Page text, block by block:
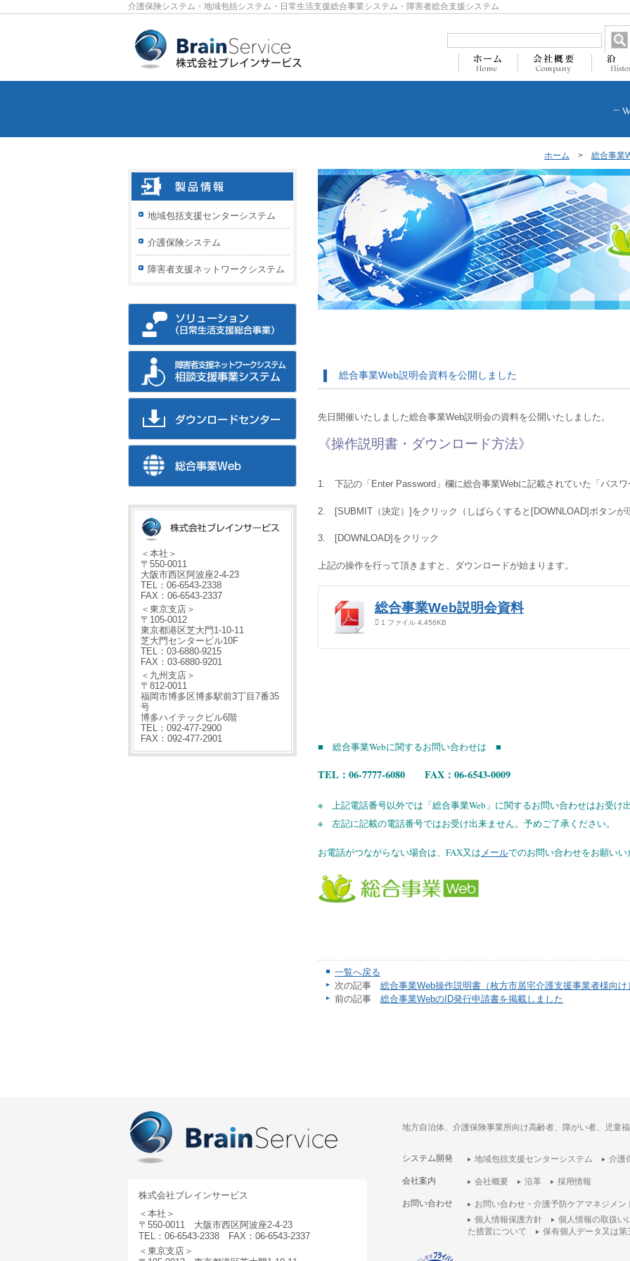
介護保険システム・地域包括システム・日常生活支援総合事業システム・障害者総合支援システム
ホーム > 総合事業
総合事業Web説明会資料を公開しました
先日開催いたしました総合事業Web説明会の資料を公開いたしました。
《操作説明書・ダウンロード方法》
1. 下記の「Enter Password」欄に総合事業Webに記載されていた「パスワ
2. [SUBMIT（決定）]をクリック（しばらくすると[DOWNLOAD]ボタンが
3. [DOWNLOAD]をクリック
上記の操作を行って頂きますと、ダウンロードが始まります。
総合事業Web説明会資料
1 ファイル 4,456KB
■ 総合事業Webに関するお問い合わせは ■
TEL：06-7777-6080 FAX：06-6543-0009
※ 上記電話番号以外では「総合事業Web」に関するお問い合わせはお受け出
※ 左記に記載の電話番号ではお受け出来ません。予めご了承ください。
お電話がつながらない場合は、FAX又はメールでのお問い合わせをお願いい
一覧へ戻る
次の記事 総合事業Web操作説明書（枚方市居宅介護支援事業者様向
前の記事 総合事業WebのID発行申請書を掲載しました
地域包括支援センターシステム
介護保険システム
障害者支援ネットワークシステム
＜本社＞
〒550-0011
大阪市西区阿波座2-4-23
TEL：06-6543-2338
FAX：06-6543-2337
＜東京支店＞
〒105-0012
東京都港区芝大門1-10-11
芝大門センタービル10F
TEL：03-6880-9215
FAX：03-6880-9201
＜九州支店＞
〒812-0011
福岡市博多区博多駅前3丁目7番35
号
博多ハイテックビル6階
TEL：092-477-2900
FAX：092-477-2901
株式会社ブレインサービス
＜本社＞
〒550-0011 大阪市西区阿波座2-4-23
TEL：06-6543-2338 FAX：06-6543-2337
＜東京支店＞
地方自治体、介護保険事業所向け高齢者、障がい者、児童
システム開発 地域包括支援センターシステム 介護
会社案内 会社概要 沿革 採用情報
お問い合わせ
お問い合わせ・介護予防ケアマネジメ
個人情報保護方針
個人情報の取扱い
た措置について
保有個人データ又は